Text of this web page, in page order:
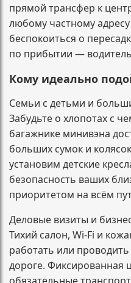
прямой трансфер к
любому частному
беспокоиться о
по прибытии —
Кому идеально
Семьи с детьми и
Забудьте о хлопотах с
багажнике минивэна
больших сумок и
установим детские
безопасность ваших
приоритетом на всём
Деловые визиты и
Тихий салон, Wi-Fi и
работать или
дороге. Фиксированная
обязательные